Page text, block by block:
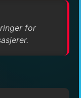
for